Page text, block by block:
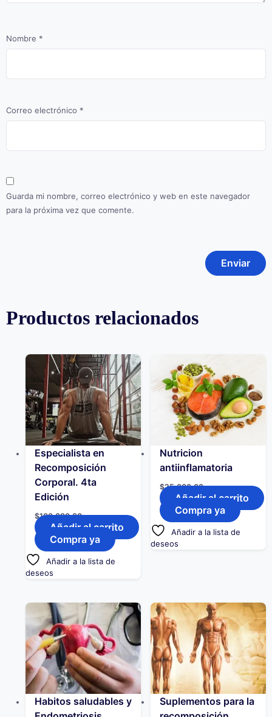
Nombre *
Correo electrónico *
Guarda mi nombre, correo electrónico y web en este navegador
para la próxima vez que comente.
Productos relacionados
Especialista en
Recomposición
Corporal. 4ta
Edición
$100.000,00
Añadir al carrito
Compra ya
Añadir a la lista de
deseos
Nutricion
antiinflamatoria
$25.000,00
Añadir al carrito
Compra ya
Añadir a la lista de
deseos
Habitos saludables y
Suplementos para la